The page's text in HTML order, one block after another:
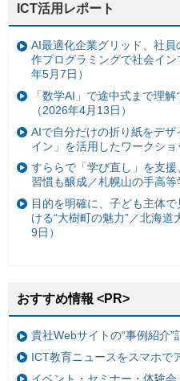
ICT活用レポート
AI最適化企業グリッド、社
作プログラミングで社会イ
年5月7日）
「数学AI」で途中式まで理
（2026年4月13日）
AIで自分だけの折り紙をデ
イン」を活用したワークショ
すららで「学び直し」を支
習慣も醸成／札幌山の手高等
目的を明確に、子ども主体
ける“大樹町の魅力”／北海
9日）
おすすめ情報 <PR>
貴社Webサイトの“事例紹介”
ICT教育ニュースをスマホで
イベント・セミナー・体験